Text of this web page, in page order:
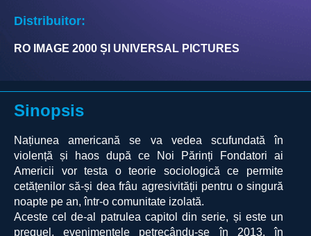
Distribuitor:
RO IMAGE 2000 ȘI UNIVERSAL PICTURES
Sinopsis
Națiunea americană se va vedea scufundată în
violență și haos după ce Noi Părinți Fondatori ai
Americii vor testa o teorie sociologică ce permite
cetățenilor să-și dea frâu agresivității pentru o singură
noapte pe an, într-o comunitate izolată.
Aceste cel de-al patrulea capitol din serie, și este un
prequel, evenimentele petrecându-se în 2013, în